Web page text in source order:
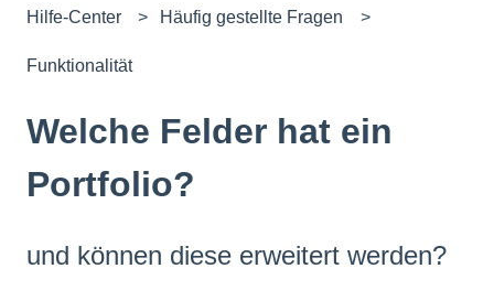
Hilfe-Center Häufig gestellte Fragen
Funktionalität
Welche Felder hat ein
Portfolio?
und können diese erweitert werden?